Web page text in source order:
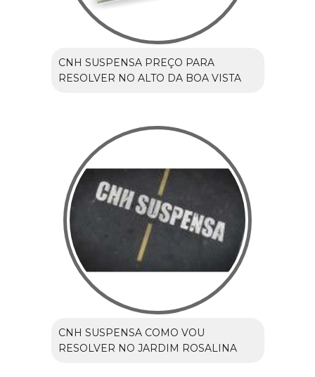
CNH SUSPENSA PREÇO PARA
RESOLVER NO ALTO DA BOA VISTA
CNH SUSPENSA COMO VOU
RESOLVER NO JARDIM ROSALINA